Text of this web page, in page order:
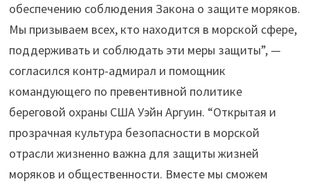
обеспечению соблюдения Закона о защите моряков.
Мы призываем всех, кто находится в морской сфере,
поддерживать и соблюдать эти меры защиты”, —
согласился контр-адмирал и помощник
командующего по превентивной политике
береговой охраны США Уэйн Аргуин. “Открытая и
прозрачная культура безопасности в морской
отрасли жизненно важна для защиты жизней
моряков и общественности. Вместе мы сможем